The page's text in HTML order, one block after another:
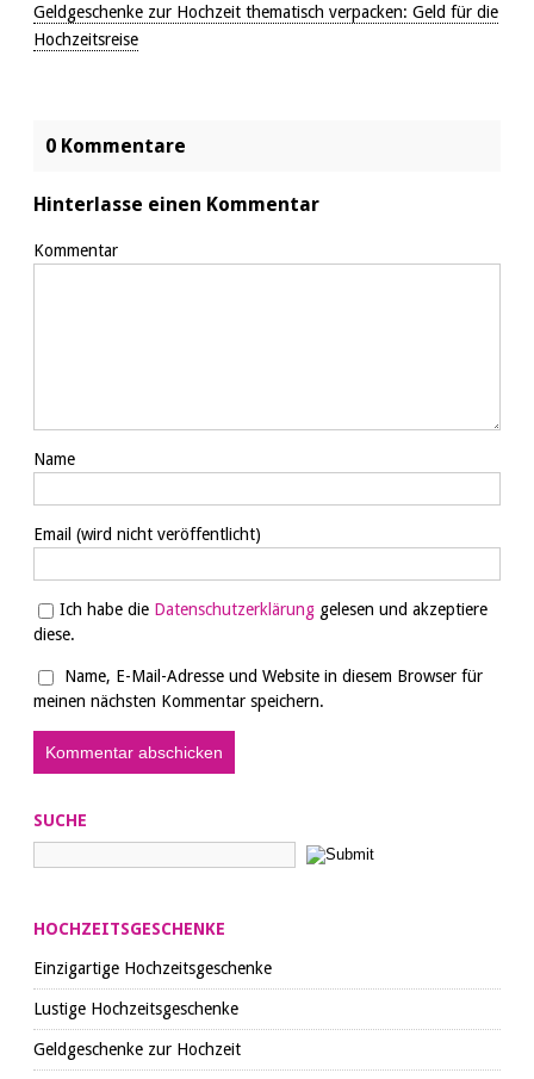
Geldgeschenke zur Hochzeit thematisch verpacken: Geld für die
Hochzeitsreise
0 Kommentare
Hinterlasse einen Kommentar
Kommentar
Name
Email (wird nicht veröffentlicht)
Ich habe die Datenschutzerklärung gelesen und akzeptiere
diese.
Name, E-Mail-Adresse und Website in diesem Browser für
meinen nächsten Kommentar speichern.
SUCHE
HOCHZEITSGESCHENKE
Einzigartige Hochzeitsgeschenke
Lustige Hochzeitsgeschenke
Geldgeschenke zur Hochzeit